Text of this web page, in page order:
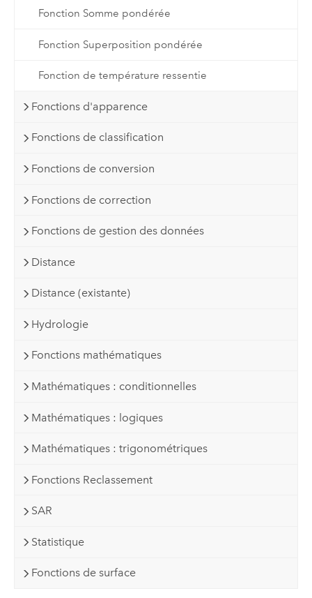
Fonction Somme pondérée
Fonction Superposition pondérée
Fonction de température ressentie
Fonctions d'apparence
Fonctions de classification
Fonctions de conversion
Fonctions de correction
Fonctions de gestion des données
Distance
Distance (existante)
Hydrologie
Fonctions mathématiques
Mathématiques : conditionnelles
Mathématiques : logiques
Mathématiques : trigonométriques
Fonctions Reclassement
SAR
Statistique
Fonctions de surface